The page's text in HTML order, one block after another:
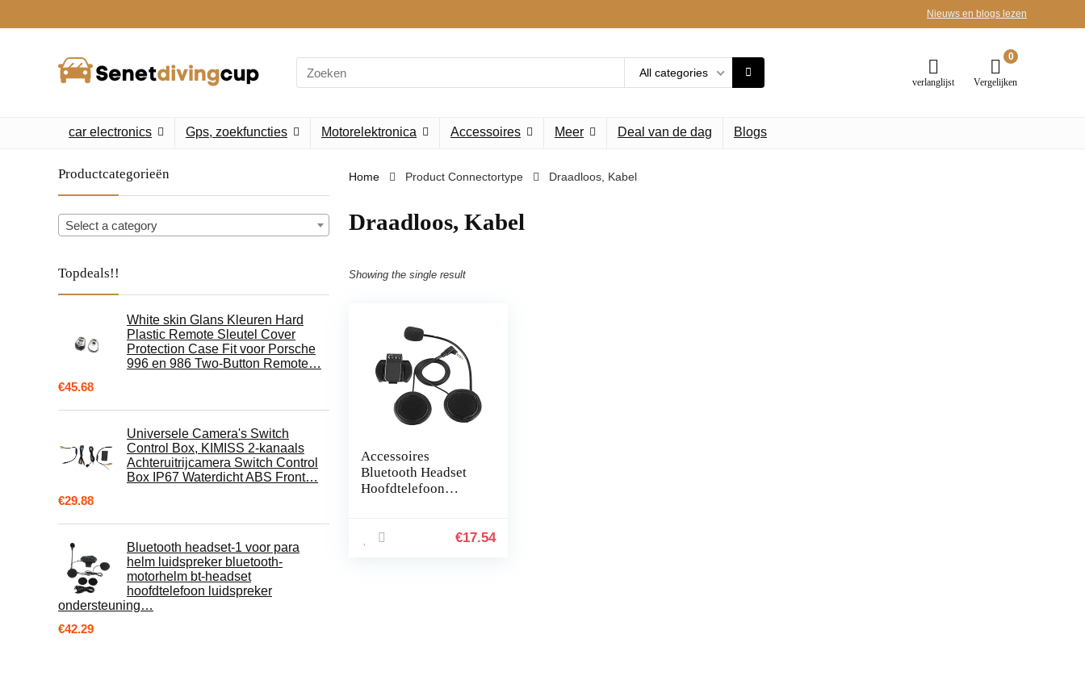
Nieuws en blogs lezen
Search
for:
All categories
verlanglijst
0
Vergelijken
car electronics Gps, zoekfuncties Motorelektronica Accessoires Meer Deal van de dag Blogs
Productcategorieën
Select a category
Topdeals!!
White skin Glans Kleuren Hard
Plastic Remote Sleutel Cover
Protection Case Fit voor Porsche
996 en 986 Two-Button Remote…
€45.68
Universele Camera's Switch
Control Box, KIMISS 2-kanaals
Achteruitrijcamera Switch Control
Box IP67 Waterdicht ABS Front…
€29.88
Bluetooth headset-1 voor para
helm luidspreker bluetooth-
motorhelm bt-headset
hoofdtelefoon luidspreker
ondersteuning…
€42.29
Home Product Connectortype ‎Draadloos, Kabel
‎Draadloos, Kabel
Showing the single result
Accessoires
Bluetooth Headset
Hoofdtelefoon
Headset vervanging
€17.54